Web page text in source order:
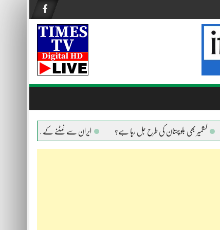
کشمیر بھی بلوچستان کی طرح جل رہا ہے؟ ایران سے نمٹنے کے لیے امریکا ہر ہتھیار